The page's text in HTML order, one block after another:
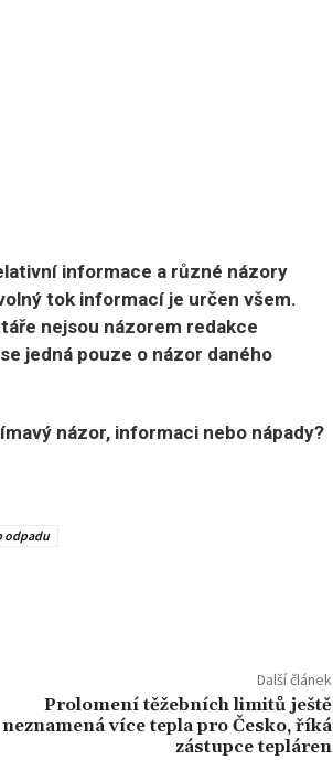
informace a různé názory
tok informací je určen všem.
nejsou názorem redakce
jedná pouze o názor daného
názor, informaci nebo nápady?
odpadu
Další článek
Prolomení těžebních limitů ještě
neznamená více tepla pro Česko, říká
zástupce tepláren